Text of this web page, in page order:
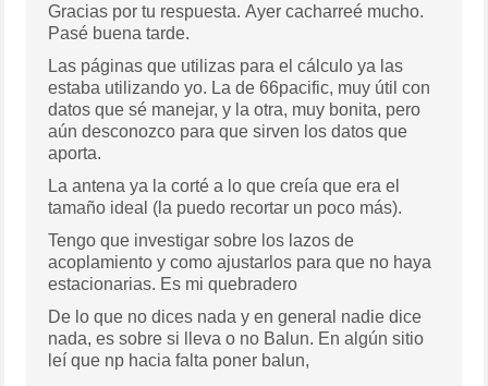
Gracias por tu respuesta. Ayer cacharreé mucho.
Pasé buena tarde.
Las páginas que utilizas para el cálculo ya las
estaba utilizando yo. La de 66pacific, muy útil con
datos que sé manejar, y la otra, muy bonita, pero
aún desconozco para que sirven los datos que
aporta.
La antena ya la corté a lo que creía que era el
tamaño ideal (la puedo recortar un poco más).
Tengo que investigar sobre los lazos de
acoplamiento y como ajustarlos para que no haya
estacionarias. Es mi quebradero
De lo que no dices nada y en general nadie dice
nada, es sobre si lleva o no Balun. En algún sitio
leí que np hacia falta poner balun,